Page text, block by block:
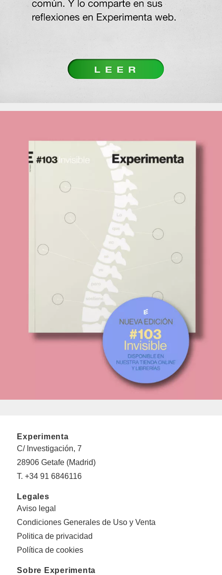
Experimenta
C/ Investigación, 7
28906 Getafe (Madrid)
T. +34 91 6846116
Legales
Aviso legal
Condiciones Generales de Uso y Venta
Politica de privacidad
Política de cookies
Sobre Experimenta